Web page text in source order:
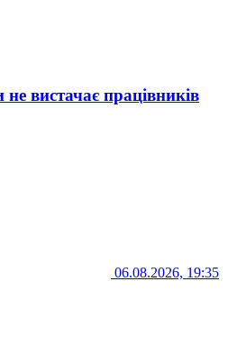
вистачає працівників
06.08.2026, 19:35